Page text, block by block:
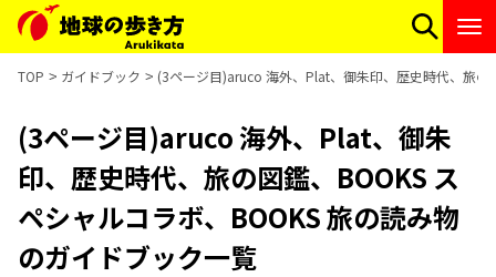
TOP ガイドブック (3ページ目)aruco 海外、Plat、御朱印、歴史時代、旅の
(3ページ目)aruco 海外、Plat、御朱
印、歴史時代、旅の図鑑、BOOKS ス
ペシャルコラボ、BOOKS 旅の読み物
のガイドブック一覧